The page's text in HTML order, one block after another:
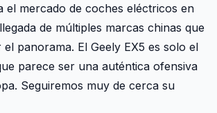
el mercado de coches eléctricos en
de múltiples marcas chinas que
panorama. El Geely EX5 es solo el
parece ser una auténtica ofensiva
Seguiremos muy de cerca su